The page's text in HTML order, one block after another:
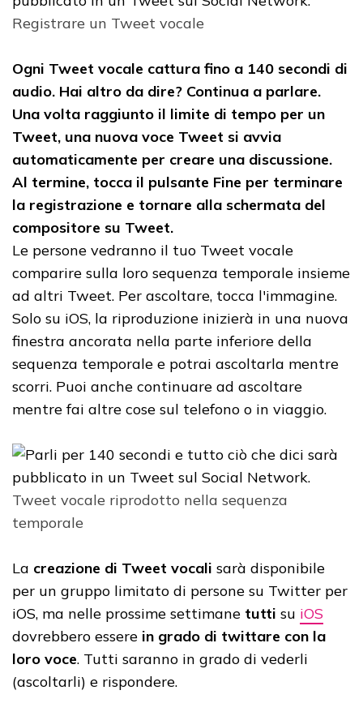
Registrare un Tweet vocale
Ogni Tweet vocale cattura fino a 140 secondi di
audio. Hai altro da dire? Continua a parlare.
Una volta raggiunto il limite di tempo per un
Tweet, una nuova voce Tweet si avvia
automaticamente per creare una discussione.
Al termine, tocca il pulsante Fine per terminare
la registrazione e tornare alla schermata del
compositore su Tweet.
Le persone vedranno il tuo Tweet vocale
comparire sulla loro sequenza temporale insieme
ad altri Tweet. Per ascoltare, tocca l'immagine.
Solo su iOS, la riproduzione inizierà in una nuova
finestra ancorata nella parte inferiore della
sequenza temporale e potrai ascoltarla mentre
scorri. Puoi anche continuare ad ascoltare
mentre fai altre cose sul telefono o in viaggio.
Tweet vocale riprodotto nella sequenza
temporale
La creazione di Tweet vocali sarà disponibile
per un gruppo limitato di persone su Twitter per
iOS, ma nelle prossime settimane tutti su iOS
dovrebbero essere in grado di twittare con la
loro voce. Tutti saranno in grado di vederli
(ascoltarli) e rispondere.